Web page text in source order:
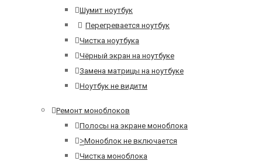
Шумит ноутбук
Перегревается ноутбук
Чистка ноутбука
Чёрный экран на ноутбуке
Замена матрицы на ноутбуке
Ноутбук не видитм
Ремонт моноблоков
Полосы на экране моноблока
>Моноблок не включается
Чистка моноблока